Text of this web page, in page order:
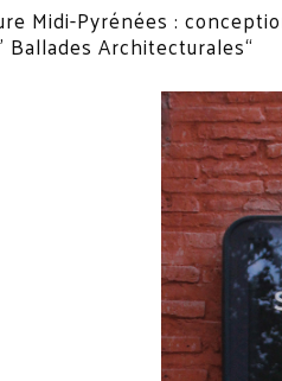
Midi-Pyrénées :
Architecturales“